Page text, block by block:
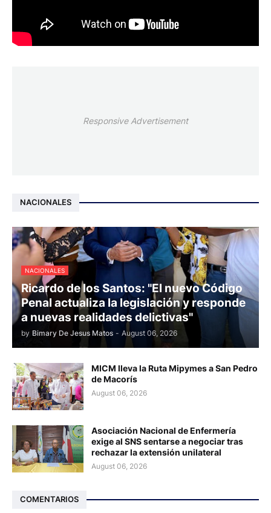
Responsive Advertisement
NACIONALES
NACIONALES
Ricardo de los Santos: "El nuevo Código
Penal actualiza la legislación y responde
a nuevas realidades delictivas"
by Bimary De Jesus Matos - August 06, 2026
MICM lleva la Ruta Mipymes a San Pedro
de Macorís
August 06, 2026
Asociación Nacional de Enfermería
exige al SNS sentarse a negociar tras
rechazar la extensión unilateral
August 06, 2026
COMENTARIOS